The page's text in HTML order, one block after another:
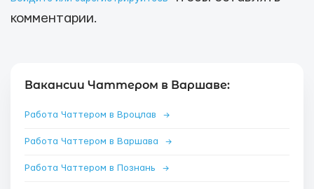
комментарии.
Вакансии Чаттером в Варшаве:
Работа Чаттером в Вроцлав →
Работа Чаттером в Варшава →
Работа Чаттером в Познань →